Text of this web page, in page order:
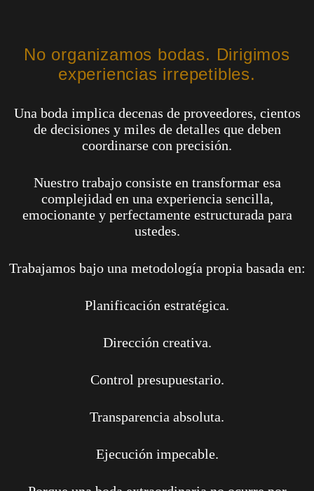
No organizamos bodas. Dirigimos
experiencias irrepetibles.
Una boda implica decenas de proveedores, cientos
de decisiones y miles de detalles que deben
coordinarse con precisión.
Nuestro trabajo consiste en transformar esa
complejidad en una experiencia sencilla,
emocionante y perfectamente estructurada para
ustedes.
Trabajamos bajo una metodología propia basada en:
Planificación estratégica.
Dirección creativa.
Control presupuestario.
Transparencia absoluta.
Ejecución impecable.